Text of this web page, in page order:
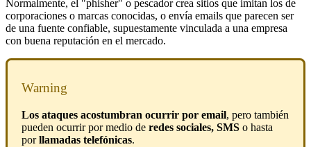
Normalmente, el "phisher" o pescador crea sitios que imitan los de
corporaciones o marcas conocidas, o envía emails que parecen ser
de una fuente confiable, supuestamente vinculada a una empresa
con buena reputación en el mercado.
Warning
Los ataques acostumbran ocurrir por email, pero también
pueden ocurrir por medio de redes sociales, SMS o hasta
porllamadas telefónicas.